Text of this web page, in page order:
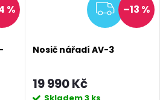
% –13 %
Nosič nářadí AV-3
19 990 Kč
Skladem3 ks